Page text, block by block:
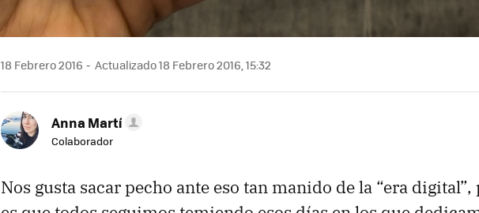
18 Febrero 2016 Actualizado 18 Febrero 2016, 15:32
Anna Martí
Colaborador
Nos gusta sacar pecho ante eso tan manido de la “era